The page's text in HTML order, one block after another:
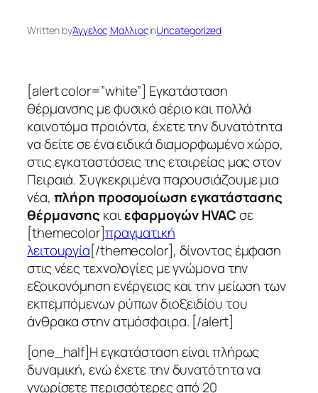
Written byΆγγελος ΜαλλιοςinUncategorized
[alert color=”white”] Εγκατάσταση
θέρμανσης με φυσικό αέριο και πολλά
καινοτόμα προιόντα, έχετε την δυνατότητα
να δείτε σε ένα ειδικά διαμορφωμένο χώρο,
στις εγκαταστάσεις της εταιρείας μας στον
Πειραιά. Συγκεκριμένα παρουσιάζουμε μια
νέα, πλήρη προσομοίωση εγκατάστασης
θέρμανσης καιεφαρμογών HVACσε
[themecolor]πραγματική
λειτουργία[/themecolor], δίνοντας έμφαση
στις νέες τεχνολογίες με γνώμονα την
εξοικονόμηση ενέργειας και την μείωση των
εκπεμπόμενων ρύπων διοξειδίου του
άνθρακα στην ατμόσφαιρα. [/alert]
[one_half]Η εγκατάσταση είναι πλήρως
δυναμική, ενώ έχετε την δυνατότητα να
γνωρίσετε περισσότερες από 20